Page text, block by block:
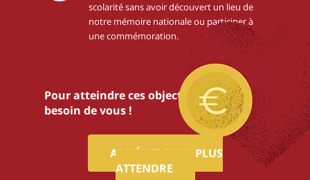
scolarité sans avoir découvert un lieu de
notre mémoire nationale ou participer à
une commémoration.
Pour atteindre ces objectifs,nous avons
besoin de vous !
ADHÉREZ SANS PLUS
ATTENDRE